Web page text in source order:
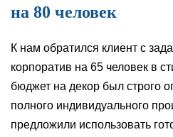
на 80 человек
К нам обратился клиент с
корпоратив на 65 человек в
бюджет на декор был строго
полного индивидуального
предложили использовать